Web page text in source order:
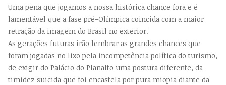
Uma pena que jogamos a nossa histórica chance fora e é
lamentável que a fase pré-Olímpica coincida com a maior
retração da imagem do Brasil no exterior.
As gerações futuras irão lembrar as grandes chances que
foram jogadas no lixo pela incompetência política do turismo,
de exigir do Palácio do Planalto uma postura diferente, da
timidez suicida que foi encastela por pura miopia diante da